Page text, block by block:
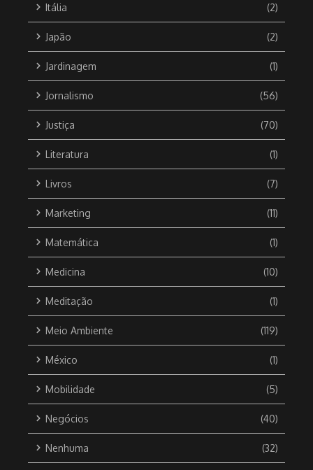
Itália (2)
Japão (2)
Jardinagem (1)
Jornalismo (56)
Justiça (70)
Literatura (1)
Livros (7)
Marketing (11)
Matemática (1)
Medicina (10)
Meditação (1)
Meio Ambiente (119)
México (1)
Mobilidade (5)
Negócios (40)
Nenhuma (32)